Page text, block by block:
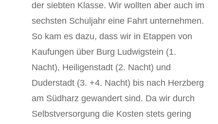
der siebten Klasse. Wir wollten aber auch im
sechsten Schuljahr eine Fahrt unternehmen.
So kam es dazu, dass wir in Etappen von
Kaufungen über Burg Ludwigstein (1.
Nacht), Heiligenstadt (2. Nacht) und
Duderstadt (3. +4. Nacht) bis nach Herzberg
am Südharz gewandert sind. Da wir durch
Selbstversorgung die Kosten stets gering